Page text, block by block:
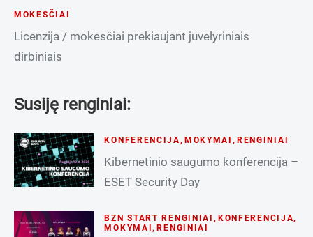
MOKESČIAI
Licenzija / mokesčiai prekiaujant juvelyriniais
dirbiniais
Susiję renginiai:
KONFERENCIJA , MOKYMAI , RENGINIAI
Kibernetinio saugumo konferencija –
ESET Security Day
BZN START RENGINIAI , KONFERENCIJA,
MOKYMAI ,RENGINIAI